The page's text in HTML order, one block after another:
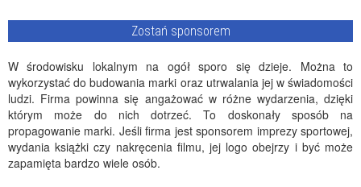
Zostań sponsorem
W środowisku lokalnym na ogół sporo się dzieje. Można to
wykorzystać do budowania marki oraz utrwalania jej w świadomości
ludzi. Firma powinna się angażować w różne wydarzenia, dzięki
którym może do nich dotrzeć. To doskonały sposób na
propagowanie marki. Jeśli firma jest sponsorem imprezy sportowej,
wydania książki czy nakręcenia filmu, jej logo obejrzy i być może
zapamięta bardzo wiele osób.